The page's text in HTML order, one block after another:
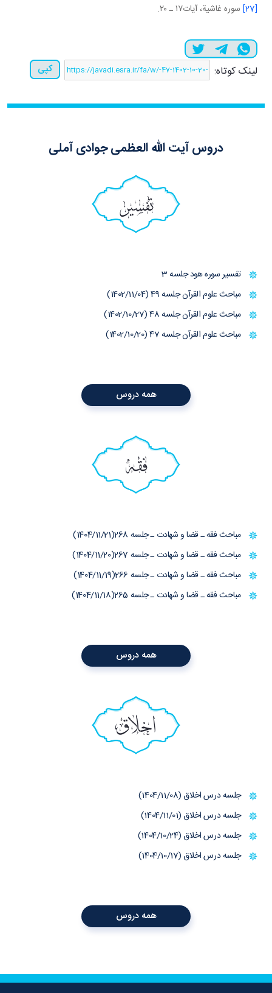
[27]
سوره غاشية، آيات١٧ ـ ٢٠.
لینک کوتاه: کپی
دروس آیت الله العظمی جوادی آملی
تفسیر
تفسیر سوره هود جلسه 3
مباحث علوم القرآن جلسه 49 (1402/11/04)
مباحث علوم القرآن جلسه 48 (1402/10/27)
مباحث علوم القرآن جلسه 47 (1402/10/20)
همه دروس
فقه
مباحث فقه ـ قضا و شهادت ـ جلسه 268(1404/11/21)
مباحث فقه ـ قضا و شهادت ـ جلسه 267(1404/11/20)
مباحث فقه ـ قضا و شهادت ـ جلسه 266(1404/11/19)
مباحث فقه ـ قضا و شهادت ـ جلسه 265(1404/11/18)
همه دروس
اخلاق
جلسه درس اخلاق (1404/11/08)
جلسه درس اخلاق (1404/11/01)
جلسه درس اخلاق (1404/10/24)
جلسه درس اخلاق (1404/10/17)
همه دروس